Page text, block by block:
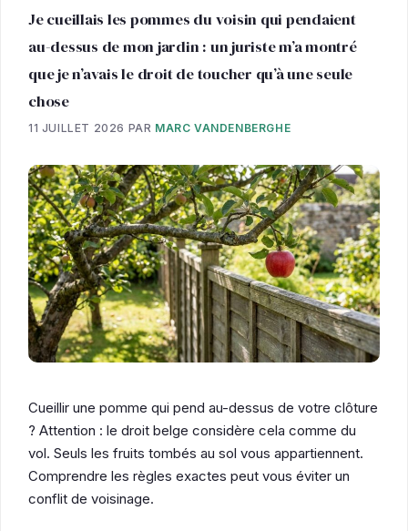
Je cueillais les pommes du voisin qui pendaient
au-dessus de mon jardin : un juriste m’a montré
que je n’avais le droit de toucher qu’à une seule
chose
11 JUILLET 2026 PAR MARC VANDENBERGHE
Cueillir une pomme qui pend au-dessus de votre clôture
? Attention : le droit belge considère cela comme du
vol. Seuls les fruits tombés au sol vous appartiennent.
Comprendre les règles exactes peut vous éviter un
conflit de voisinage.